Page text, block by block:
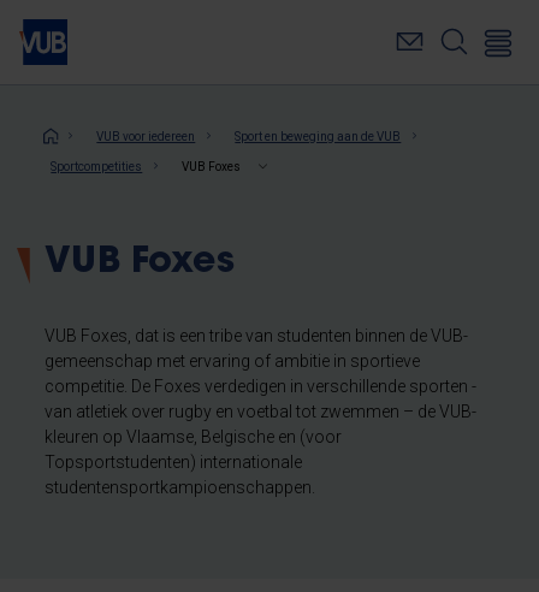
Overslaan
naar
inhoudKruimelpad
VUB voor iedereen Sport en beweging aan de VUB
Sportcompetities VUB Foxes
VUB Foxes
VUB Foxes, dat is een tribe van studenten binnen de VUB-
gemeenschap met ervaring of ambitie in sportieve
competitie. De Foxes verdedigen in verschillende sporten -
van atletiek over rugby en voetbal tot zwemmen – de VUB-
kleuren op Vlaamse, Belgische en (voor
Topsportstudenten) internationale
studentensportkampioenschappen.